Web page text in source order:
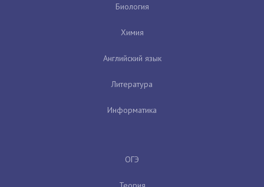
Биология
Химия
Английский язык
Литература
Информатика
ОГЭ